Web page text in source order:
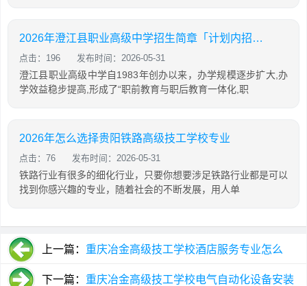
2026年澄江县职业高级中学招生简章「计划内招生」
点击：196 发布时间：2026-05-31
澄江县职业高级中学自1983年创办以来，办学规模逐步扩大,办
学效益稳步提高,形成了“职前教育与职后教育一体化,职
2026年怎么选择贵阳铁路高级技工学校专业
点击：76 发布时间：2026-05-31
铁路行业有很多的细化行业，只要你想要涉足铁路行业都是可以
找到你感兴趣的专业，随着社会的不断发展，用人单
上一篇： 重庆冶金高级技工学校酒店服务专业怎么
样? 下一篇： 重庆冶金高级技工学校电气自动化设备安装